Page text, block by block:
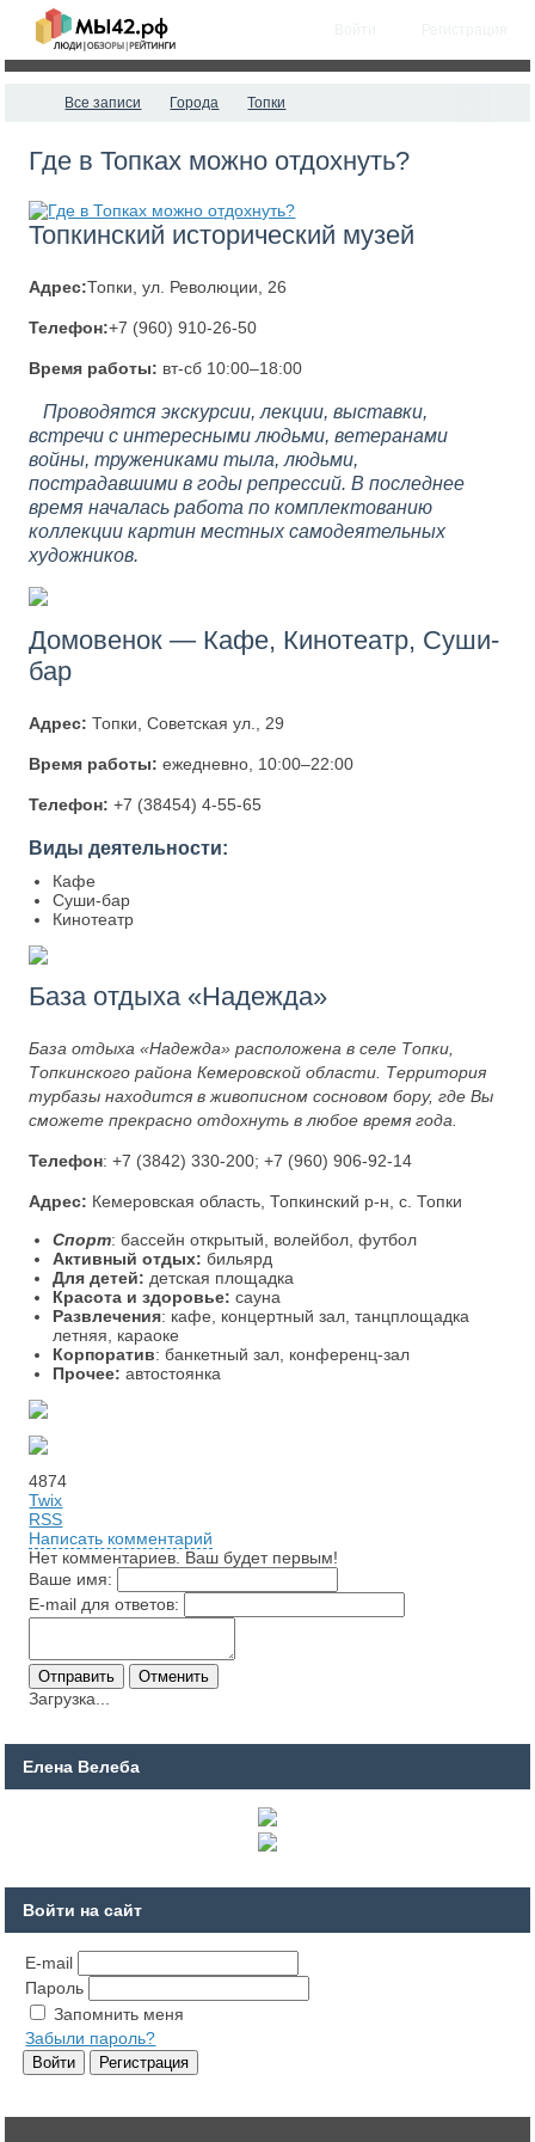
Все записи Города Топки
Где в Топках можно отдохнуть?
Топкинский исторический музей
Адрес:Топки, ул. Революции, 26
Телефон:+7 (960) 910-26-50
Время работы: вт-сб 10:00–18:00
Проводятся экскурсии, лекции, выставки,
встречи с интересными людьми, ветеранами
войны, тружениками тыла, людьми,
пострадавшими в годы репрессий. В последнее
время началась работа по комплектованию
коллекции картин местных самодеятельных
художников.
Домовенок — Кафе, Кинотеатр, Суши-
бар
Адрес: Топки, Советская ул., 29
Время работы: ежедневно, 10:00–22:00
Телефон: +7 (38454) 4-55-65
Виды деятельности:
Кафе
Суши-бар
Кинотеатр
База отдыха «Надежда»
База отдыха «Надежда» расположена в селе Топки,
Топкинского района Кемеровской области. Территория
турбазы находится в живописном сосновом бору, где Вы
сможете прекрасно отдохнуть в любое время года.
Телефон: +7 (3842) 330-200; +7 (960) 906-92-14
Адрес: Кемеровская область, Топкинский р-н, с. Топки
Спорт: бассейн открытый, волейбол, футбол
Активный отдых: бильярд
Для детей: детская площадка
Красота и здоровье: сауна
Развлечения: кафе, концертный зал, танцплощадка
летняя, караоке
Корпоратив: банкетный зал, конференц-зал
Прочее: автостоянка
4874
Twix
RSS
Написать комментарий
Нет комментариев. Ваш будет первым!
Ваше имя:
E-mail для ответов:
Загрузка...
Елена Велеба
Войти на сайт
E-mail
Пароль
Запомнить меня
Забыли пароль?